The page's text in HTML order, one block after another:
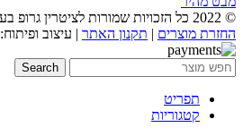
© 2022 כל הזכויות שמורות לציטרין גרופ בע״מ |
החזרת מוצרים | תקנון האתר | עיצוב ופיתוח:
Search
תפריט
קטגוריות